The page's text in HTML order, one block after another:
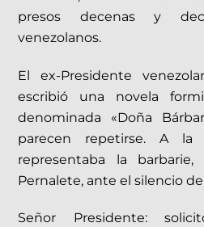
presos decenas y
venezolanos.
El ex-Presidente
escribió una novela
denominada «Doña
parecen repetirse. A la
representaba la
Pernalete, ante el silencio
Señor Presidente: